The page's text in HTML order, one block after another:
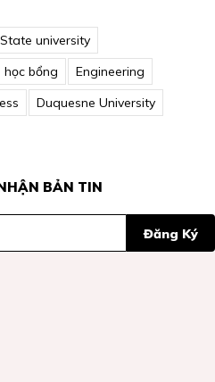
university
học bổng
Engineering
Duquesne University
BẢN TIN
Đăng Ký